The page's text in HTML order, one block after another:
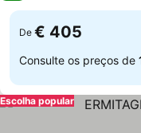
De € 405
Consulte os preços de
Escolha popular